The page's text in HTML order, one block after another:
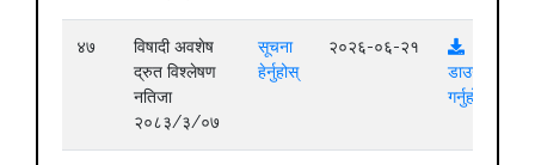
४७
विषादी अवशेष
द्रुत विश्लेषण
नतिजा
२०८३/३/०७
सूचना
हेर्नुहोस्
२०२६-०६-२१
डाउनलोड
गर्नुहोस्